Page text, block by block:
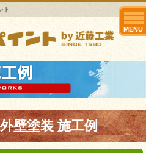
ト
MENU
壁塗装 施工例